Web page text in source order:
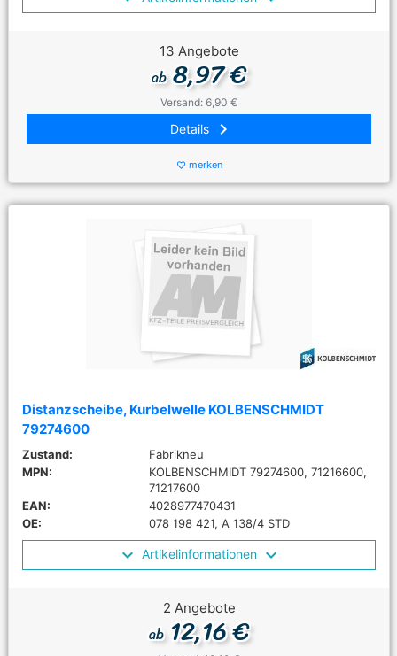
13 Angebote
ab8,97 €
Versand: 6,90 €
Details keyboard_arrow_right
favorite_border merken
Distanzscheibe, Kurbelwelle KOLBENSCHMIDT
79274600
Zustand:
Fabrikneu
MPN:
KOLBENSCHMIDT 79274600, 71216600,
71217600
EAN:
4028977470431
OE:
078 198 421, A 138/4 STD
Artikelinformationen
2 Angebote
ab12,16 €